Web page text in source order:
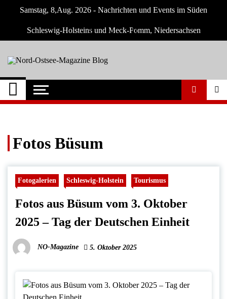
Samstag, 8,Aug. 2026 - Nachrichten und Events im Süden
Schleswig-Holsteins und Meck-Pomm, Niedersachsen
Nord-Ostsee-
Magazine Blog
Der Blog der Nord-Ostsee Magazine
Fotos Büsum
Fotogalerien Schleswig-Holstein Tourismus
Fotos aus Büsum vom 3. Oktober
2025 – Tag der Deutschen Einheit
NO-Magazine 5. Oktober 2025